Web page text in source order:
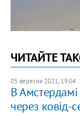
ЧИТАЙТЕ
05 вересня 2021, 19:04
В
через ковід-